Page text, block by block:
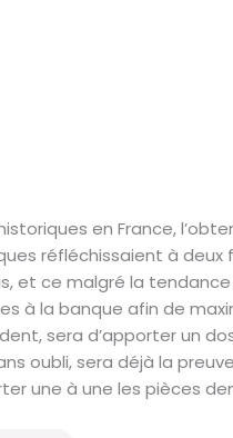
en France,
réfléchissaient à deux
et ce malgré la
à la banque afin de
sera d’apporter un
oubli, sera déjà la
une à une les pièces